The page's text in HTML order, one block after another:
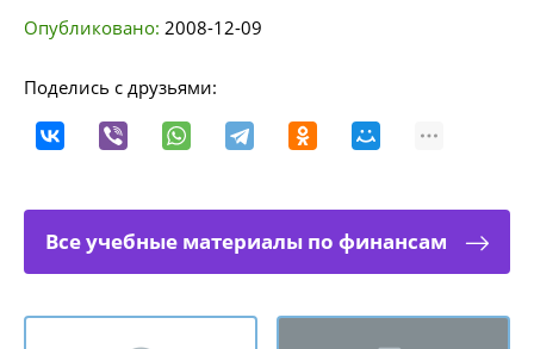
Опубликовано: 2008-12-09
Поделись с друзьями:
Все учебные материалы по финансам